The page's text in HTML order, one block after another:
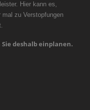
Hier kann es,
mal zu Verstopfungen
deshalb einplanen.